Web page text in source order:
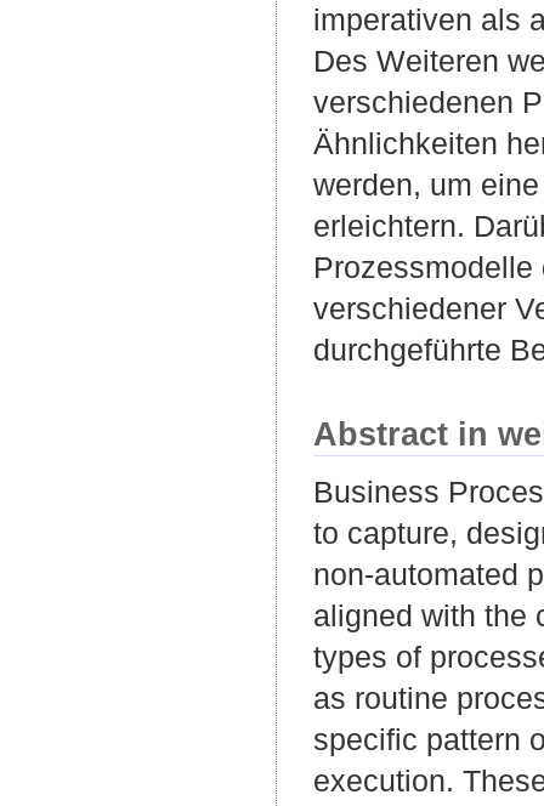
imperativen als
Des Weiteren
verschiedenen
Ähnlichkeiten
werden, um
erleichtern.
verschiedener
durchgeführte
Abstract in
Business
to capture,
non-automated
aligned with the
types of
as routine
specific pattern
execution.